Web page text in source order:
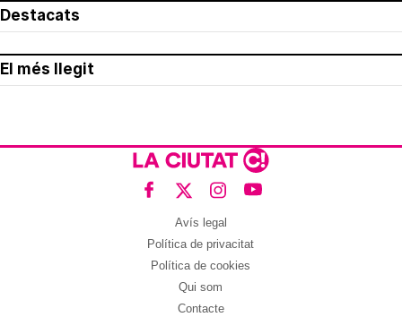
Destacats
El més llegit
Avís legal
Política de privacitat
Política de cookies
Qui som
Contacte